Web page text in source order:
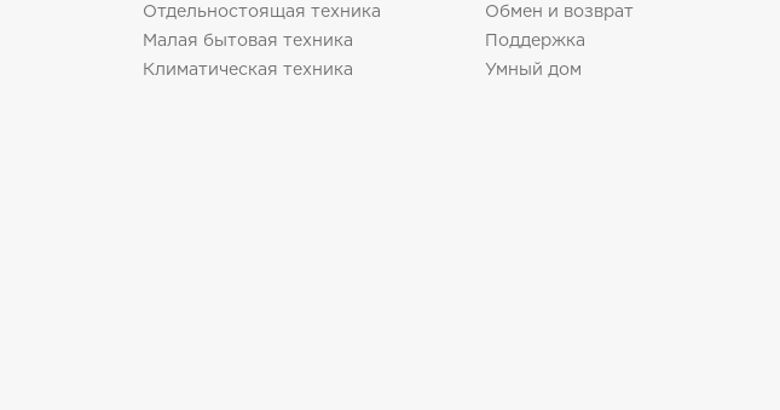
Отдельностоящая техника
Малая бытовая техника
Климатическая техника
Обмен и возврат
Поддержка
Умный дом